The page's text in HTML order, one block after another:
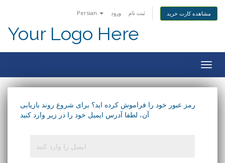
Persian ورود ثبت نام مشاهده کارت خرید
Your Logo Here
رمز عبور خود را فراموش کرده اید؟ برای شروع روند بازیابی
آن، لطفا آدرس ایمیل خود را در زیر وارد کنید